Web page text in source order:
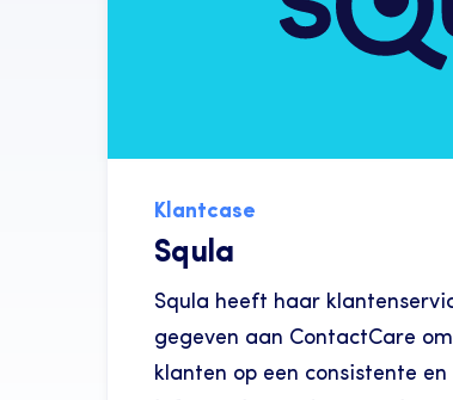
Klantcase
Squla
Squla heeft haar
gegeven aan ContactCare
klanten op een consistente